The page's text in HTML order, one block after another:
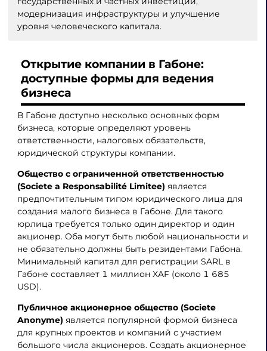
модернизация инфраструктуры и улучшение
уровня человеческого капитала.
Открытие компании в Габоне:
доступные формы для ведения
бизнеса
В Габоне доступно несколько основных форм
бизнеса, которые определяют уровень
ответственности, налоговых обязательств,
юридической структуры компании.
Общество с ограниченной ответственностью
(Societe a Responsabilité Limitee) является
предпочтительным типом юридического лица для
создания малого бизнеса в Габоне. Для такого
юрлица требуется только один директор и один
акционер. Оба могут быть любой национальности и
не обязательно должны быть резидентами Габона.
Минимальный капитал для регистрации SARL в
Габоне составляет 1 миллион XAF (около 1 685
USD).
Публичное акционерное общество (Societe
Anonyme) является популярной формой бизнеса
для крупных проектов и компаний с участием
большого числа акционеров. Создать акционерное